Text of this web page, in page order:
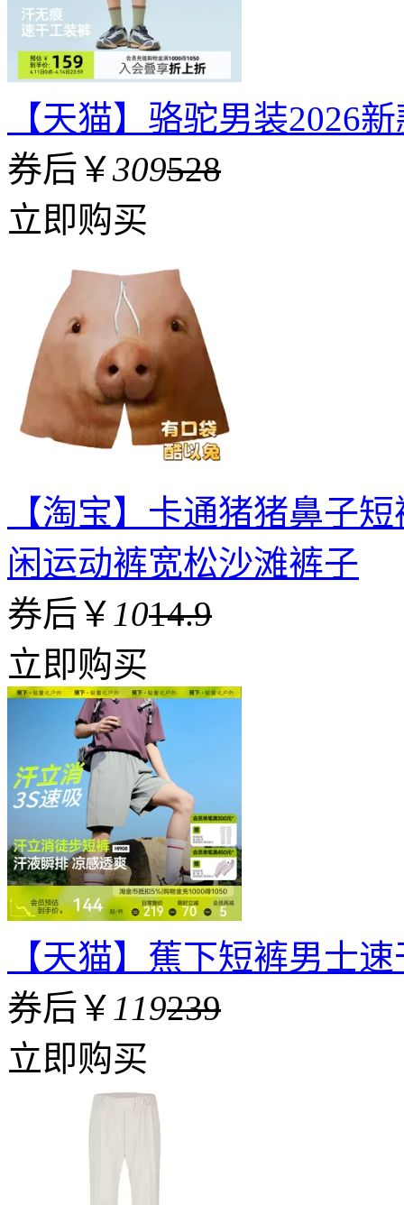
【天猫】骆驼男装2026
券后￥309528
立即购买
【淘宝】卡通猪猪鼻子
闲运动裤宽松沙滩裤子
券后￥ 1014.9
立即购买
【天猫】蕉下短裤男士
券后￥ 119239
立即购买